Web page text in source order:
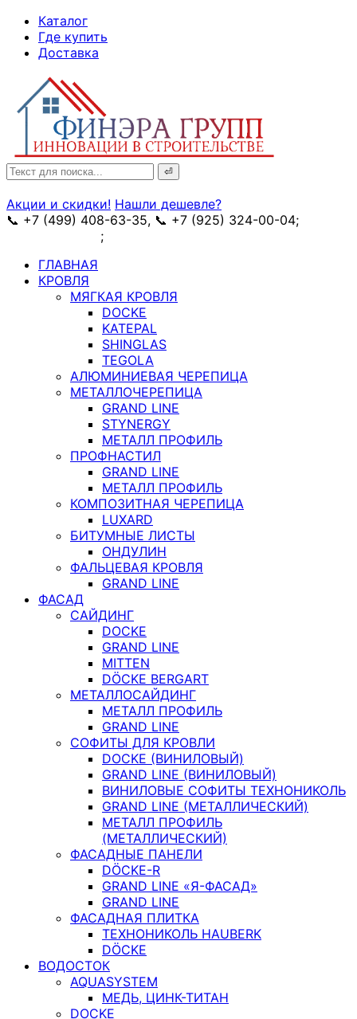
Skip
Content
Каталог
Где купить
Доставка
Search
for:
Акции и скидки! Нашли дешевле?
📞 +7 (499) 408-63-35, 📞 +7 (925) 324-00-04;
;
ГЛАВНАЯ
КРОВЛЯ
МЯГКАЯ КРОВЛЯ
DOCKE
KATEPAL
SHINGLAS
TEGOLA
АЛЮМИНИЕВАЯ ЧЕРЕПИЦА
МЕТАЛЛОЧЕРЕПИЦА
GRAND LINE
STYNERGY
МЕТАЛЛ ПРОФИЛЬ
ПРОФНАСТИЛ
GRAND LINE
МЕТАЛЛ ПРОФИЛЬ
КОМПОЗИТНАЯ ЧЕРЕПИЦА
LUXARD
БИТУМНЫЕ ЛИСТЫ
ОНДУЛИН
ФАЛЬЦЕВАЯ КРОВЛЯ
GRAND LINE
ФАСАД
САЙДИНГ
DOCKE
GRAND LINE
MITTEN
DÖCKE BERGART
МЕТАЛЛОСАЙДИНГ
МЕТАЛЛ ПРОФИЛЬ
GRAND LINE
СОФИТЫ ДЛЯ КРОВЛИ
DOCKE (ВИНИЛОВЫЙ)
GRAND LINE (ВИНИЛОВЫЙ)
ВИНИЛОВЫЕ СОФИТЫ ТЕХНОНИКОЛЬ
GRAND LINE (МЕТАЛЛИЧЕСКИЙ)
МЕТАЛЛ ПРОФИЛЬ
(МЕТАЛЛИЧЕСКИЙ)
ФАСАДНЫЕ ПАНЕЛИ
DÖCKE-R
GRAND LINE «Я-ФАСАД»
GRAND LINE
ФАСАДНАЯ ПЛИТКА
ТЕХНОНИКОЛЬ HAUBERK
DÖCKE
ВОДОСТОК
AQUASYSTEM
МЕДЬ, ЦИНК-ТИТАН
DOCKE